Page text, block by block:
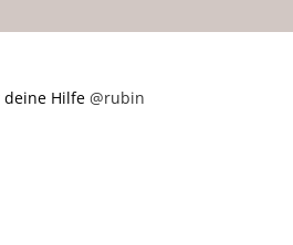
deine Hilfe@rubin